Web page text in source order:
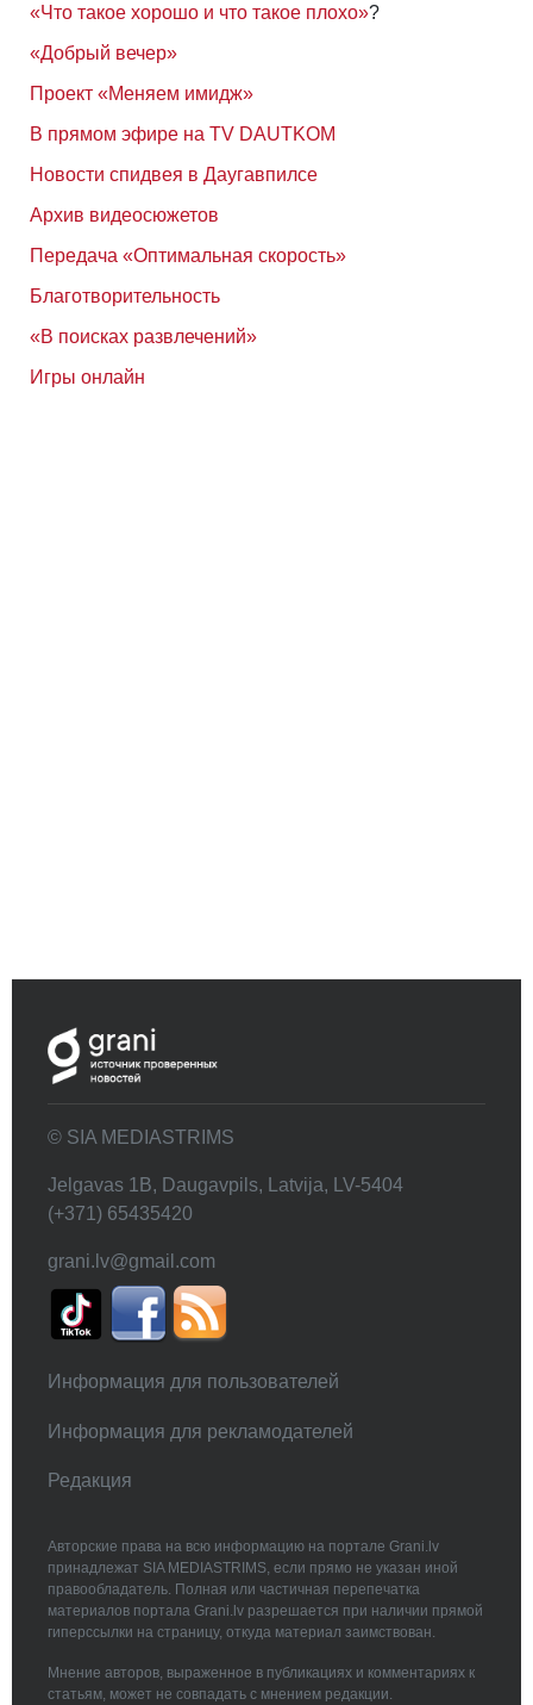
«Что такое хорошо и что такое плохо»?
«Добрый вечер»
Проект «Меняем имидж»
В прямом эфире на TV DAUTKOM
Новости спидвея в Даугавпилсе
Архив видеосюжетов
Передача «Оптимальная скорость»
Благотворительность
«В поисках развлечений»
Игры онлайн
© SIA MEDIASTRIMS
Jelgavas 1B, Daugavpils, Latvija, LV-5404
(+371) 65435420
grani.lv@gmail.com
Информация для пользователей
Информация для рекламодателей
Редакция
Авторские права на всю информацию на портале Grani.lv
принадлежат SIA MEDIASTRIMS, если прямо не указан иной
правообладатель. Полная или частичная перепечатка
материалов портала Grani.lv разрешается при наличии прямой
гиперссылки на страницу, откуда материал заимствован.
Мнение авторов, выраженное в публикациях и комментариях к
статьям, может не совпадать с мнением редакции.